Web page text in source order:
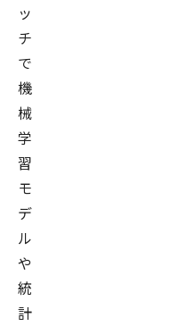
ッ
チ
で
機
械
学
習
モ
デ
ル
や
統
計